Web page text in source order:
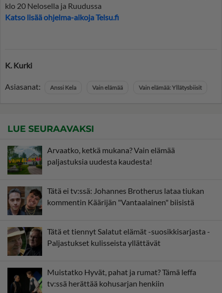
klo 20 Nelosella ja Ruudussa
Katso lisää ohjelma-aikoja Telsu.fi
K. Kurki
Asiasanat: Anssi Kela Vain elämää Vain elämää: Yllätysbiisit
LUE SEURAAVAKSI
Arvaatko, ketkä mukana? Vain elämää
paljastuksia uudesta kaudesta!
Tätä ei tv:ssä: Johannes Brotherus lataa tiukan
kommentin Käärijän "Vantaalainen" biisistä
Tätä et tiennyt Salatut elämät -suosikkisarjasta -
Paljastukset kulisseista yllättävät
Muistatko Hyvät, pahat ja rumat? Tämä leffa
tv:ssä herättää kohusarjan henkiin